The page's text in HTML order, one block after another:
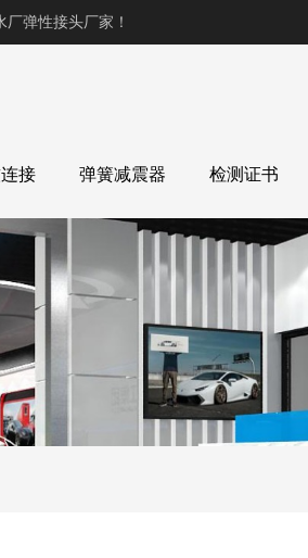
弹性接头厂家！
接 弹簧减震器 检测证书